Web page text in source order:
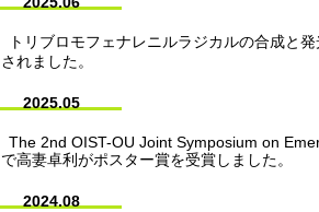
トリブロモフェナレニルラジカルの合成と
されました。
2025.05
The 2nd OIST-OU Joint Symposium on
で高妻卓利がポスター賞を受賞しました。
2024.08